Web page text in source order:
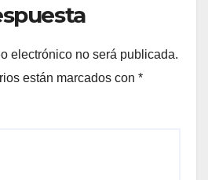
electrónico no será publicada.
están marcados con *